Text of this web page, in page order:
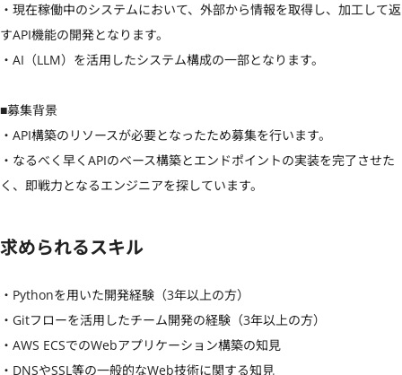
・現在稼働中のシステムにおいて、外部から情報を取得し、加工して返
すAPI機能の開発となります。
・AI（LLM）を活用したシステム構成の一部となります。
■募集背景
・API構築のリソースが必要となったため募集を行います。
・なるべく早くAPIのベース構築とエンドポイントの実装を完了させた
く、即戦力となるエンジニアを探しています。
求められるスキル
・Pythonを用いた開発経験（3年以上の方）
・Gitフローを活用したチーム開発の経験（3年以上の方）
・AWS ECSでのWebアプリケーション構築の知見
・DNSやSSL等の一般的なWeb技術に関する知見